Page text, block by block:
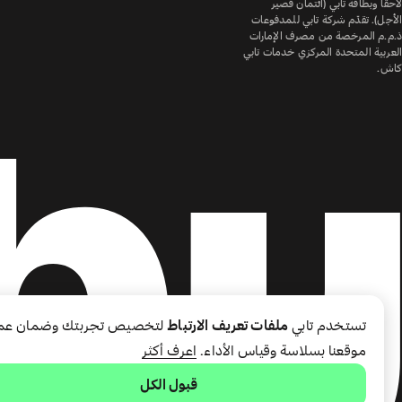
لاحقًا وبطاقة تابي (ائتمان قصير
الأجل). تقدّم شركة تابي للمدفوعات
ذ.م.م المرخصة من مصرف الإمارات
العربية المتحدة المركزي خدمات تابي
كاش.
تستخدم تابي ملفات تعريف الارتباطلتخصيص تجربتك وضمان
موقعنا بسلاسة وقياس الأداء. اعرف أكثر
قبول الكل